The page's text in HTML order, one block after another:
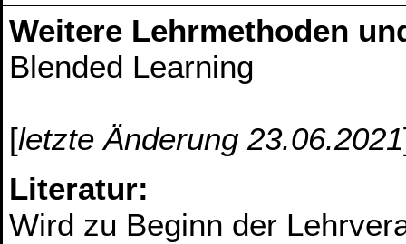
Weitere Lehrmethoden
Blended Learning
[letzte Änderung 23.06.2021
Literatur:
Wird zu Beginn der